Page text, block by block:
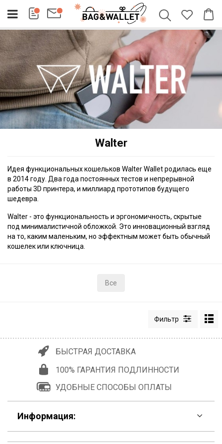
Walter
Идея функциональных кошельков Walter Wallet родилась еще
в 2014 году. Два года постоянных тестов и непрерывной
работы 3D принтера, и миллиард прототипов будущего
шедевра.
Walter - это функциональность и эргономичность, скрытые
под минималистичной обложкой. Это инновационный взгляд
на то, каким маленьким, но эффектным может быть обычный
кошелек или ключница.
Все
БЫСТРАЯ ДОСТАВКА
100% ГАРАНТИЯ ПОДЛИННОСТИ
УДОБНЫЕ СПОСОБЫ ОПЛАТЫ
Информация: